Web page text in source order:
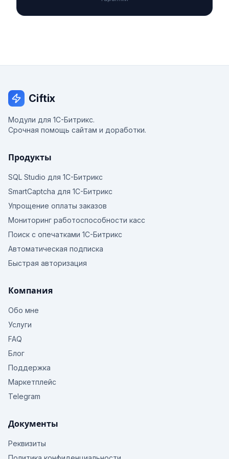
Ciftix
Модули для 1С-Битрикс.
Срочная помощь сайтам и доработки.
Продукты
SQL Studio для 1С-Битрикс
SmartCaptcha для 1С-Битрикс
Упрощение оплаты заказов
Мониторинг работоспособности касс
Поиск с опечатками 1С-Битрикс
Автоматическая подписка
Быстрая авторизация
Компания
Обо мне
Услуги
FAQ
Блог
Поддержка
Маркетплейс
Telegram
Документы
Реквизиты